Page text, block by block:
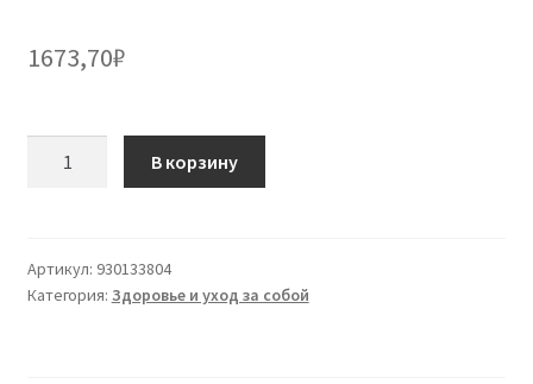
1673,70₽
PAD
Med.5x
В корзину
Артикул: 930133804
Категория: Здоровье и уход за собой